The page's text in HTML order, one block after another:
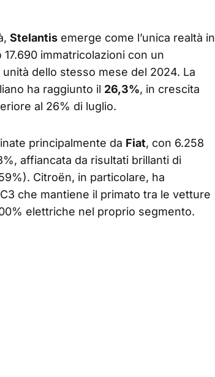
Stelantis emerge come l’unica realtà in
immatricolazioni con un
unità dello stesso mese del 2024. La
ha raggiunto il 26,3%, in crescita
al 26% di luglio.
principalmente da Fiat, con 6.258
affiancata da risultati brillanti di
Citroën, in particolare, ha
che mantiene il primato tra le vetture
elettriche nel proprio segmento.